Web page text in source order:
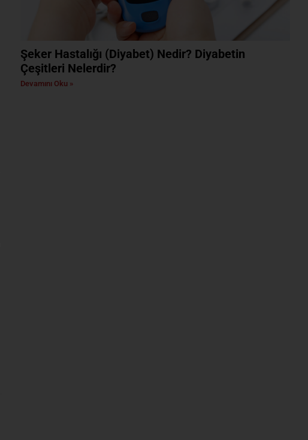
Şeker Hastalığı (Diyabet) Nedir? Diyabetin
Çeşitleri Nelerdir?
Devamını Oku »